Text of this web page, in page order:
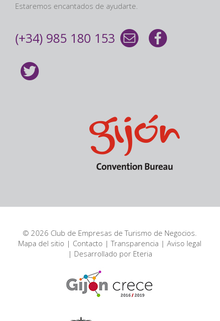
Estaremos encantados de ayudarte.
(+34) 985 180 153
© 2026 Club de Empresas de Turismo de Negocios.
Mapa del sitio | Contacto |Transparencia |Aviso legal
| Desarrollado por Eteria